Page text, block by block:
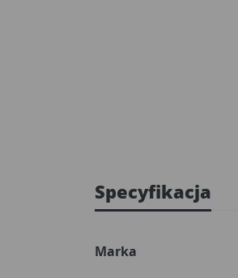
Specyfikacja
Marka